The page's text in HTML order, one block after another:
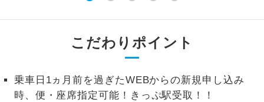
こだわりポイント
乗車日1ヵ月前を過ぎたWEBからの新規申し込み
時、便・座席指定可能！きっぷ駅受取！！
だけます。
ホン
をじっくり聞くことができます。